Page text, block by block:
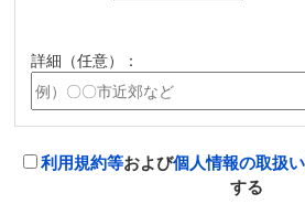
詳細（任意）：
利用規約等および個人情報の取扱
する